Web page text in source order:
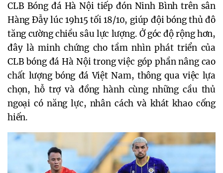
CLB Bóng đá Hà Nội tiếp đón Ninh Bình trên sân
Hàng Đẫy lúc 19h15 tối 18/10, giúp đội bóng thủ đô
tăng cường chiều sâu lực lượng. Ở góc độ rộng hơn,
đây là minh chứng cho tầm nhìn phát triển của
CLB bóng đá Hà Nội trong việc góp phần nâng cao
chất lượng bóng đá Việt Nam, thông qua việc lựa
chọn, hỗ trợ và đồng hành cùng những cầu thủ
ngoại có năng lực, nhân cách và khát khao cống
hiến.